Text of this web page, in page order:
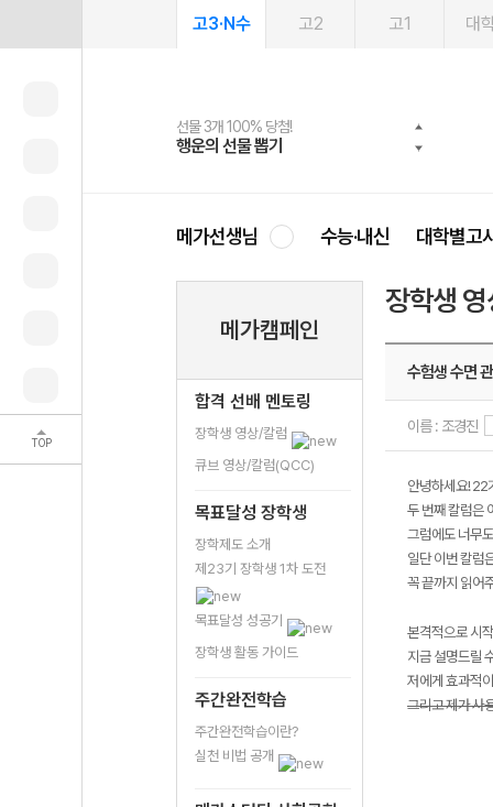
TOP
고3·N수 고2 고1 대
선물 3개 100% 당첨!
행운의 선물 뽑기
선물 100% 증정!
메가스터디 X 올리브
여름방학 스터디 캐시백
메가런 썸머스쿨
2027 러셀 단과
강사 공개선발
스마트러닝앱
설문 EVENT
메가패스
3일 무료 체험권
메가패스 수강생 무료혜택!
메가클럽 멤버십
사회공헌 캠페인
희망이룸 메가나눔
메가선생님 수능·내신 대학별고
메가캠페인
합격 선배 멘토링
장학생 영상/칼럼
큐브 영상/칼럼(QCC)
목표달성 장학생
장학제도 소개
제23기 장학생 1차 도전
목표달성 성공기
장학생 활동 가이드
주간완전학습
주간완전학습이란?
실천 비법 공개
장학생
수험생 수면
이름 : 조경진
안녕하세요! 22
두 번째 칼럼은
그럼에도 너무
일단 이번 칼럼
꼭 끝까지 읽어
본격적으로 시
지금 설명드릴
저에게 효과적
그리고 제가 사